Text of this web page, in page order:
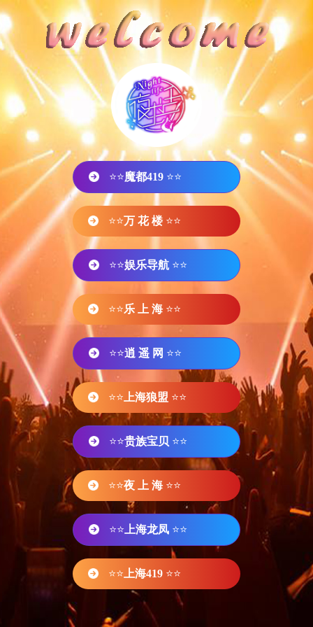
⭐⭐魔都419 ⭐⭐
⭐⭐万 花 楼 ⭐⭐
⭐⭐娱乐导航 ⭐⭐
⭐⭐乐 上 海 ⭐⭐
⭐⭐逍 遥 网 ⭐⭐
⭐⭐ 上海狼盟 ⭐⭐
⭐⭐贵族宝贝 ⭐⭐
⭐⭐夜 上 海 ⭐⭐
⭐⭐ 上海龙凤 ⭐⭐
⭐⭐ 上海419 ⭐⭐